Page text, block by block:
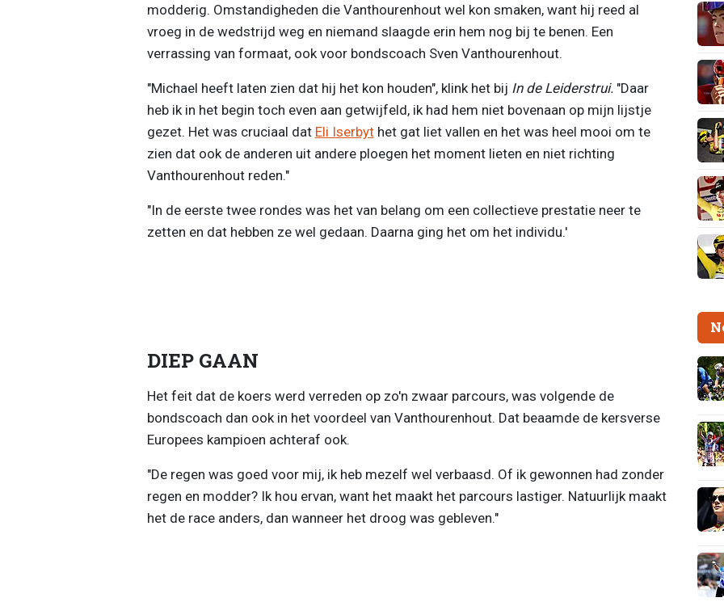
modderig. Omstandigheden die Vanthourenhout wel kon smaken, want hij reed al
vroeg in de wedstrijd weg en niemand slaagde erin hem nog bij te benen. Een
verrassing van formaat, ook voor bondscoach Sven Vanthourenhout.
"Michael heeft laten zien dat hij het kon houden", klink het bij In de Leiderstrui."Daar
heb ik in het begin toch even aan getwijfeld, ik had hem niet bovenaan op mijn lijstje
gezet. Het was cruciaal dat Eli Iserbythet gat liet vallen en het was heel mooi om te
zien dat ook de anderen uit andere ploegen het moment lieten en niet richting
Vanthourenhout reden."
"In de eerste twee rondes was het van belang om een collectieve prestatie neer te
zetten en dat hebben ze wel gedaan. Daarna ging het om het individu.'
DIEP GAAN
Het feit dat de koers werd verreden op zo'n zwaar parcours, was volgende de
bondscoach dan ook in het voordeel van Vanthourenhout. Dat beaamde de kersverse
Europees kampioen achteraf ook.
"De regen was goed voor mij, ik heb mezelf wel verbaasd. Of ik gewonnen had zonder
regen en modder? Ik hou ervan, want het maakt het parcours lastiger. Natuurlijk maakt
het de race anders, dan wanneer het droog was gebleven."